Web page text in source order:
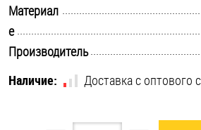
Хомуты
Шайбы
Шпильки
Материал
e
Производитель
Наличие:
Доставка с оптового